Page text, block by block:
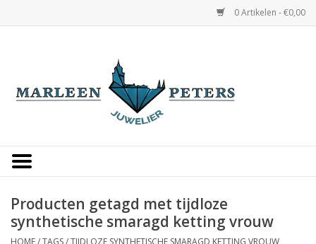
0 Artikelen - €0,00
Occasions
Producten getagd met tijdloze
synthetische smaragd ketting vrouw
HOME/TAGS/TIJDLOZE SYNTHETISCHE SMARAGD KETTING VROUW